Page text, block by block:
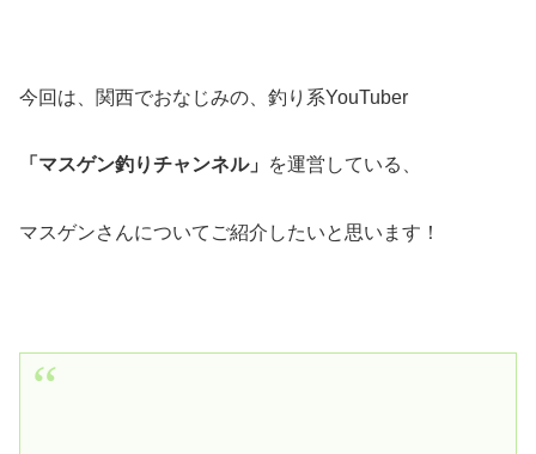
今回は、関西でおなじみの、釣り系YouTuber
「マスゲン釣りチャンネル」 を運営している、
マスゲンさんについてご紹介したいと思います！